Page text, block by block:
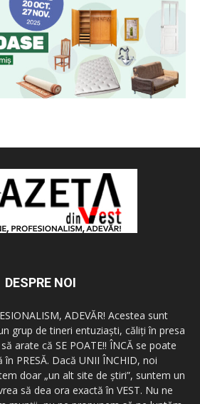
DESPRE NOI
ADEVĂR! Acestea sunt
grup de tineri entuziaşti, căliţi în presa
arate că SE POATE!! ÎNCĂ se poate
PRESĂ. Dacă UNII ÎNCHID, noi
doar „un alt site de ştiri”, suntem un
să dea ora exactă în VEST. Nu ne